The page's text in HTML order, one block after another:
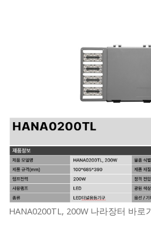
HANA0200TL, 200W 나라장터 바로